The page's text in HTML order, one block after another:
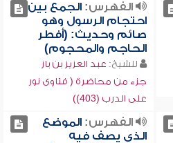
الفهرس:الجمع بين
احتجام الرسول وهو
صائم وحديث: (أفطر
الحاجم والمحجوم)
للشيخ: عبد العزيز بن باز
جزء من محاضرة ( فتاوى نور
على الدرب (403))
الفهرس:الموضع
الذي يصف فيه